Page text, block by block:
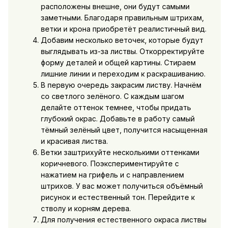
расположены внешне, они будут самыми
заметными. Благодаря правильным штрихам,
ветки и крона приобретёт реалистичный вид.
Добавим несколько веточек, которые будут
выглядывать из-за листвы. Откорректируйте
форму деталей и общей картины. Стираем
лишние линии и переходим к раскрашиванию.
В первую очередь закрасим листву. Начнём
со светлого зелёного. С каждым шагом
делайте оттенок темнее, чтобы придать
глубокий окрас. Добавьте в работу самый
тёмный зелёный цвет, получится насыщенная
и красивая листва.
Ветки заштрихуйте несколькими оттенками
коричневого. Поэкспериментируйте с
нажатием на грифель и с направлением
штрихов. У вас может получиться объёмный
рисунок и естественный тон. Перейдите к
стволу и корням дерева.
Для получения естественного окраса листвы